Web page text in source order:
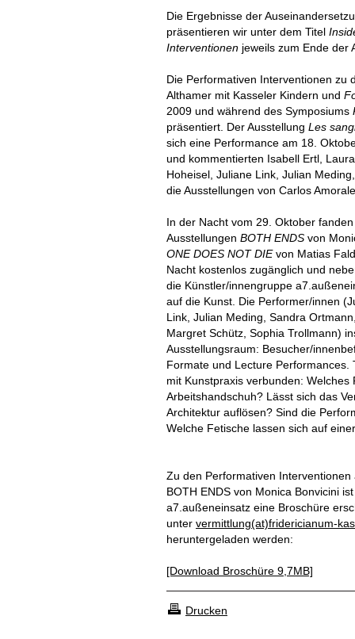
Die Ergebnisse der
präsentieren wir unter dem Titel
Interventionen jeweils zum Ende der
Die Performativen Interventionen zu
Althamer mit Kasseler Kindern und
2009 und während des Symposiums
präsentiert. Der Ausstellung Les
sich eine Performance am 18.
und kommentierten Isabell Ertl,
Hoheisel, Juliane Link, Julian
die Ausstellungen von Carlos
In der Nacht vom 29. Oktober
Ausstellungen BOTH ENDS von
ONE DOES NOT DIEvon Matias
Nacht kostenlos zugänglich und
die Künstler/innengruppe
auf die Kunst. Die Performer/innen
Link, Julian Meding, Sandra
Margret Schütz, Sophia Trollmann)
Ausstellungsraum: Besucher/
Formate und Lecture
mit Kunstpraxis verbunden: Welches
Arbeitshandschuh? Lässt sich das
Architektur auflösen? Sind die
Welche Fetische lassen sich auf
Zu den Performativen
BOTH ENDS von Monica Bonvicini
a7.außeneinsatz eine Broschüre
unter vermittlung(at)fridericianum-
heruntergeladen werden:
[Download Broschüre 9,7MB]
Drucken